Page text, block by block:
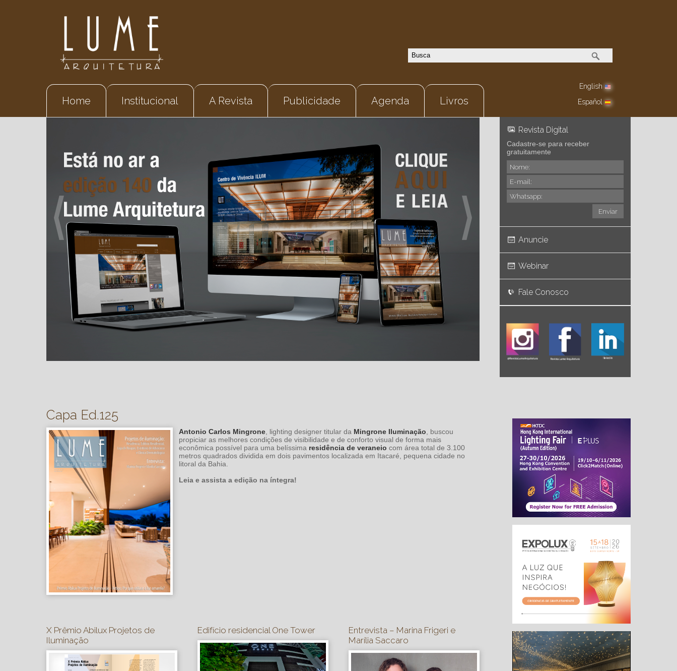
English
Español
Home Institucional A Revista Publicidade Agenda Livros
Revista Digital
Cadastre-se para receber
gratuitamente
Anuncie
Webinar
Fale Conosco
Capa Ed.125
Antonio Carlos Mingrone, lighting designer titular da Mingrone Iluminação , buscou
propiciar as melhores condições de visibilidade e de conforto visual de forma mais
econômica possível para uma belíssima residência de veraneio com área total de 3.100
metros quadrados dividida em dois pavimentos localizada em Itacaré, pequena cidade no
litoral da Bahia.
Leia e assista a edição na íntegra!
X Prêmio Abilux Projetos de
Iluminação
Edifício residencial One Tower
Entrevista – Marina Frigeri e
Marília Saccaro